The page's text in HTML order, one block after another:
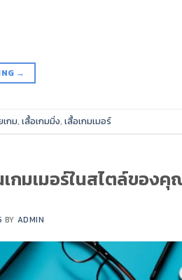
→
เกม, เสื้อเกมมิ่ง, เสื้อเกมเมอร์
กมเมอร์ในสไตล์ของคุ
BY ADMIN